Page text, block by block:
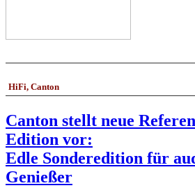
HiFi, Canton
Canton stellt neue
Edition vor:
Edle Sonderedition für
Genießer